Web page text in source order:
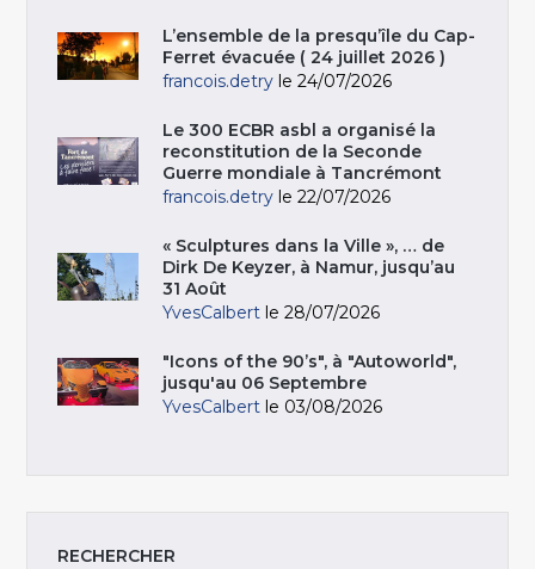
L’ensemble de la presqu’île du Cap-
Ferret évacuée ( 24 juillet 2026 )
francois.detry le 24/07/2026
Le 300 ECBR asbl a organisé la
reconstitution de la Seconde
Guerre mondiale à Tancrémont
francois.detry le 22/07/2026
« Sculptures dans la Ville », … de
Dirk De Keyzer, à Namur, jusqu’au
31 Août
YvesCalbert le 28/07/2026
"Icons of the 90’s", à "Autoworld",
jusqu'au 06 Septembre
YvesCalbert le 03/08/2026
RECHERCHER